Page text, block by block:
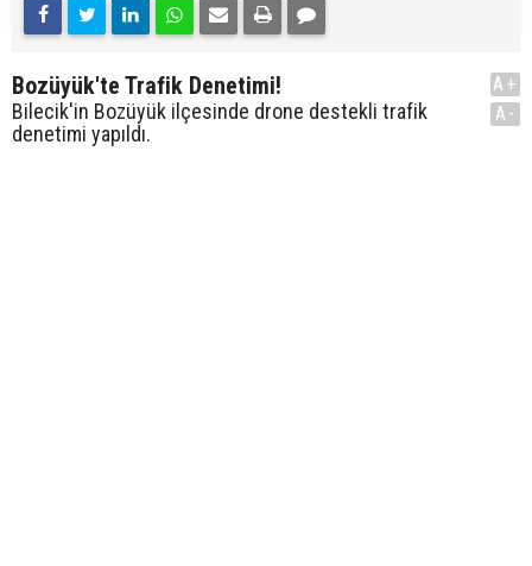
Bozüyük'te Trafik Denetimi!
Bilecik'in Bozüyük ilçesinde drone destekli trafik
denetimi yapıldı.
A+
A-